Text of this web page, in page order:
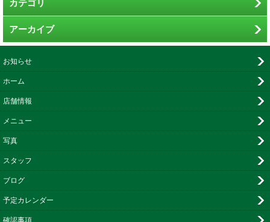
カテゴリ
アーカイブ
お知らせ
ホーム
店舗情報
メニュー
写真
スタッフ
ブログ
予定カレンダー